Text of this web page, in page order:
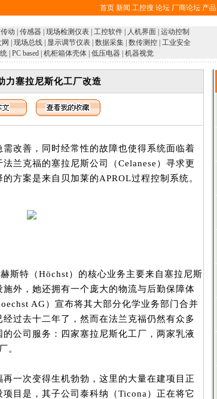
首页 新闻 工控搜 论坛 厂商论坛 产品
动 传感器 现场检测仪表 工控软件 人机界面 运动控制
现场总线 显示调节仪表 数据采集 数传测控 工业安全
PC based 机柜箱体壳体 低压电器 机器视觉
力塞拉尼斯化工厂改造
改善，同时经常性的故障也使得系统面临着
兰克福的塞拉尼斯公司（Celanese）寻求更
方案是来自贝加莱的APROL过程控制系统。
斯特（Höchst）的核心业务主要来自塞拉尼斯
外，她还拥有一个庞大的物流与后勤保障体
AG）宣布将其大部分化学业务部门合并
过去十二年了，然而在法兰克福仍然有众多
公司服务：四家塞拉尼斯化工厂，两家乳液
。
一次变得生机勃勃，这里的大量在建项目正
目是，其子公司泰科纳（Ticona）正在将它